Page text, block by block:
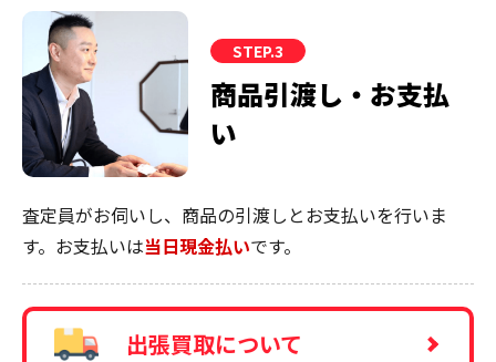
STEP.3
商品引渡し・お支払
い
査定員がお伺いし、商品の引渡しとお支払いを行いま
す。お支払いは当日現金払いです。
出張買取について